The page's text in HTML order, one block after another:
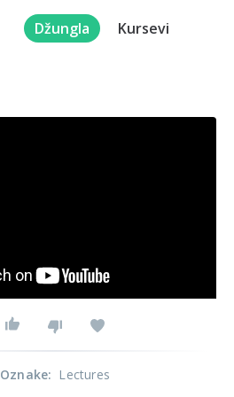
Džungla Kursevi
Oznake: Lectures